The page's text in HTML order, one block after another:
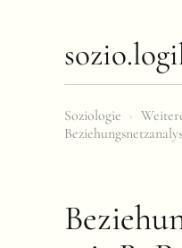
Soziologie ›